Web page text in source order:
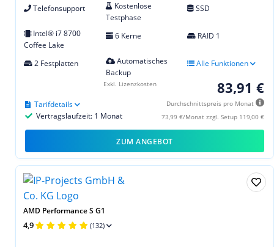
Telefonsupport
Kostenlose
Testphase
SSD
Intel® i7 8700
Coffee Lake
6 Kerne RAID 1
2 Festplatten
Automatisches
Backup
Alle Funktionen
83,91 €
Durchschnittspreis pro Monat
73,99 €/Monat zzgl. Setup 119,00 €
Vertragslaufzeit: 1 Monat
Tarifdetails
Exkl. Lizenzkosten
ZUM ANGEBOT
AMD Performance S G1
4,9 (132)